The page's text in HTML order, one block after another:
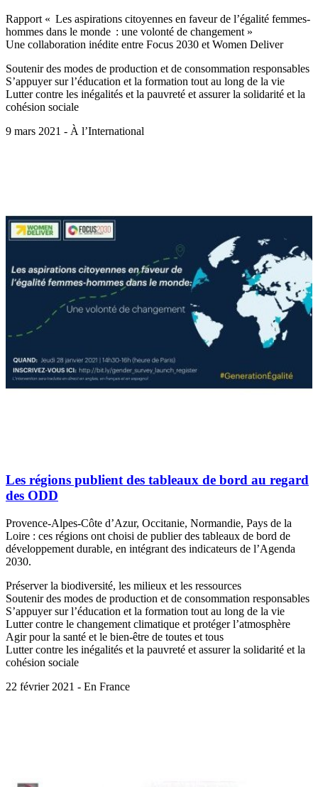
Rapport « Les aspirations citoyennes en faveur de l’égalité femmes-
hommes dans le monde : une volonté de changement »
Une collaboration inédite entre Focus 2030 et Women Deliver
Soutenir des modes de production et de consommation responsables
S’appuyer sur l’éducation et la formation tout au long de la vie
Lutter contre les inégalités et la pauvreté et assurer la solidarité et la
cohésion sociale
9 mars 2021 - À l’International
Les régions publient des tableaux de bord au regard
des ODD
Provence-Alpes-Côte d’Azur, Occitanie, Normandie, Pays de la
Loire : ces régions ont choisi de publier des tableaux de bord de
développement durable, en intégrant des indicateurs de l’Agenda
2030.
Préserver la biodiversité, les milieux et les ressources
Soutenir des modes de production et de consommation responsables
S’appuyer sur l’éducation et la formation tout au long de la vie
Lutter contre le changement climatique et protéger l’atmosphère
Agir pour la santé et le bien-être de toutes et tous
Lutter contre les inégalités et la pauvreté et assurer la solidarité et la
cohésion sociale
22 février 2021 - En France